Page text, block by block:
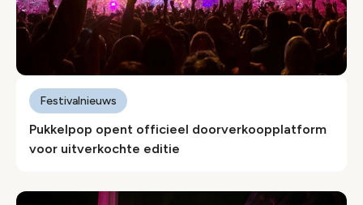
Pukkelpop opent officieel doorverkoopplatform
voor uitverkochte editie
Festivalnieuws